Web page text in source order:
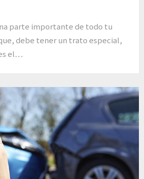
parte importante de todo tu
debe tener un trato especial,
el…